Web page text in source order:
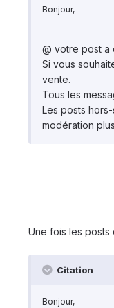
Bonjour,
@ votre post a
Si vous
vente.
Tous les
Les posts
modération
Une fois les posts
Citation
Bonjour,